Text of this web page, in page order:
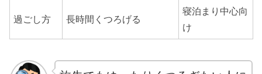
過ごし方 長時間くつろげる
寝泊まり中心向
け